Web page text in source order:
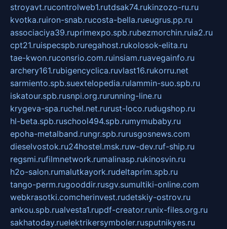
stroyavt.rucontrolweb1.rutdsak74.rukinzozo-ru.ru
kvotka.ruiron-snab.rucosta-bella.rueugrus.pp.ru
associaciya39.ruprimexpo.spb.rubezmorchin.ruia2.ru
cpt21.ruispecspb.ruregahost.rukolosok-elita.ru
tae-kwon.ruconsrio.com.ruinsiam.ruavegainfo.ru
archery161.rubigencyclica.ruvlast16.rukorru.net
sarmiento.spb.suextelopedia.rulammin-suo.spb.ru
iskatour.spb.rusnpi.org.rurunning-line.ru
krygeva-spa.ruchel.net.rurust-loco.rudugshop.ru
hl-beta.spb.ruschool494.spb.rumymubaby.ru
epoha-metalband.rungr.spb.rurusgosnews.com
dieselvostok.ru24hostel.msk.ruw-dev.ruf-ship.ru
regsmi.rufilmnetwork.rumalinasp.rukinosvin.ru
h2o-salon.rumalutkayork.rudeltaprim.spb.ru
tango-perm.rugooddir.rusgv.sumultiki-online.com
webkrasotki.comcherinvest.rudetskiy-ostrov.ru
ankou.spb.rualvesta1.rupdf-creator.runix-files.org.ru
sakhatoday.ruelektrikersymboler.rusputnikyes.ru